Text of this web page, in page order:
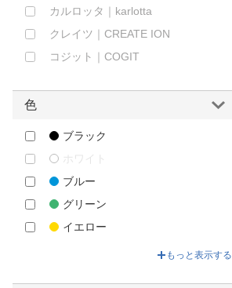
カルロッタ｜karlotta
クレイツ｜CREATE ION
コジット｜COGIT
色
ブラック
ホワイト
ブルー
グリーン
イエロー
もっと表示する